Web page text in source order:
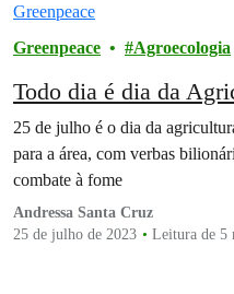
Greenpeace Agroecologia
Todo dia é dia da
25 de julho é o dia da
para a área, com verbas
combate à fome
Andressa Santa Cruz
25 de julho de 2023
Leitura de 5